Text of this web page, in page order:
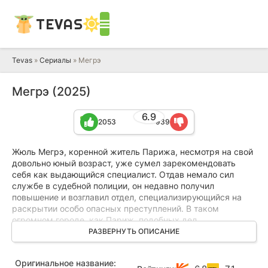
TEVAS
Tevas » Сериалы » Мегрэ
Мегрэ (2025)
6.9
2053 939
Жюль Мегрэ, коренной житель Парижа, несмотря на свой
довольно юный возраст, уже сумел зарекомендовать
себя как выдающийся специалист. Отдав немало сил
службе в судебной полиции, он недавно получил
повышение и возглавил отдел, специализирующийся на
раскрытии особо опасных преступлений. В таком
огромном городе, как Париж, подобных дел
предостаточно, и они отнимают у Мегрэ почти всё время.
Из‑за плотного графика ему редко удаётся бывать дома,
выбора. Вместе со своей командой комиссар вынужден
РАЗВЕРНУТЬ ОПИСАНИЕ
Оригинальное название: